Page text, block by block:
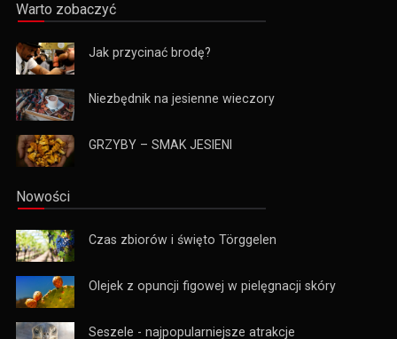
Warto zobaczyć
Jak przycinać brodę?
Niezbędnik na jesienne wieczory
GRZYBY – SMAK JESIENI
Nowości
Czas zbiorów i święto Törggelen
Olejek z opuncji figowej w pielęgnacji skóry
Seszele - najpopularniejsze atrakcje